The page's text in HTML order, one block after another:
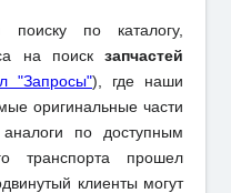
поиску по каталогу,
на поиск запчастей
"Запросы"), где наши
оригинальные части
по доступным
транспорта прошел
клиенты могут